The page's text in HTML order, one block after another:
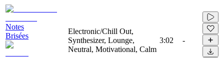
Notes
Brisées
Electronic/Chill Out,
Synthesizer, Lounge,
Neutral, Motivational, Calm
3:02 -